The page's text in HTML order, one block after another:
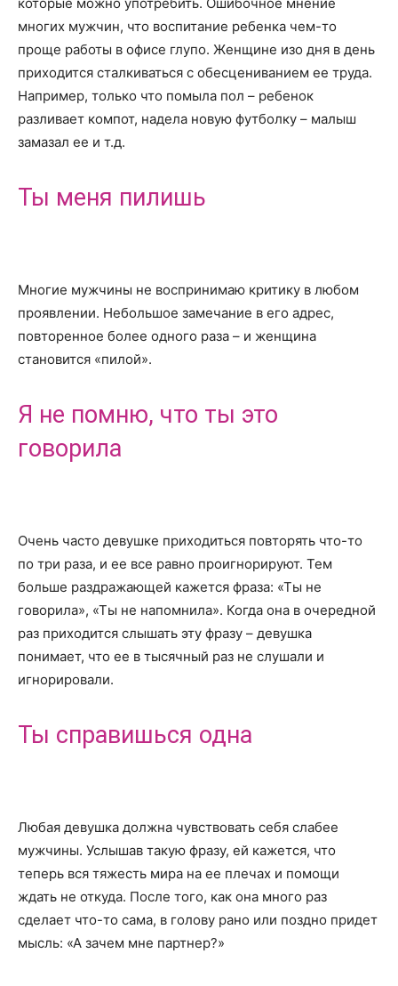
многих мужчин, что воспитание ребенка чем-то
проще работы в офисе глупо. Женщине изо дня в день
приходится сталкиваться с обесцениванием ее труда.
Например, только что помыла пол – ребенок
разливает компот, надела новую футболку – малыш
замазал ее и т.д.
Ты меня пилишь
Многие мужчины не воспринимаю критику в любом
проявлении. Небольшое замечание в его адрес,
повторенное более одного раза – и женщина
становится «пилой».
Я не помню, что ты это
говорила
Очень часто девушке приходиться повторять что-то
по три раза, и ее все равно проигнорируют. Тем
больше раздражающей кажется фраза: «Ты не
говорила», «Ты не напомнила». Когда она в очередной
раз приходится слышать эту фразу – девушка
понимает, что ее в тысячный раз не слушали и
игнорировали.
Ты справишься одна
Любая девушка должна чувствовать себя слабее
мужчины. Услышав такую фразу, ей кажется, что
теперь вся тяжесть мира на ее плечах и помощи
ждать не откуда. После того, как она много раз
сделает что-то сама, в голову рано или поздно придет
мысль: «А зачем мне партнер?»